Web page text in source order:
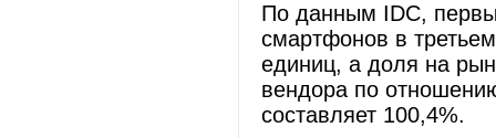
По данным IDC,
смартфонов в
единиц, а доля на
вендора по
составляет 100,4%.